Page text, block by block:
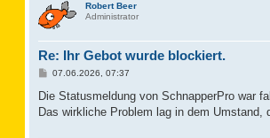
Robert Beer
Administrator
Re: Ihr Gebot wurde blockiert.
B
i
r
07.06.2026, 07:37
Die Statusmeldung von SchnapperPro war
Das wirkliche Problem lag in dem